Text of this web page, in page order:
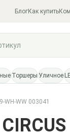
БлогКак купить
Торшеры Уличное
WH-WW 003041